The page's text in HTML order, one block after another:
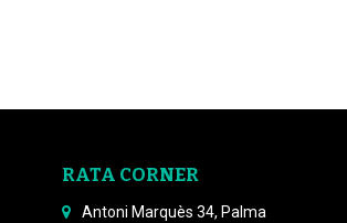
RATA CORNER
Antoni Marquès 34, Palma